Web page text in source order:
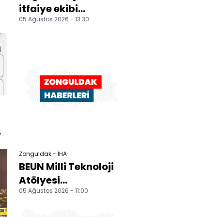
itfaiye ekibi
tarafından
05 Ağustos 2026 - 13:30
Zonguldak - İHA
BEUN Milli Teknoloji
Atölyesi
öğrencilerin
05 Ağustos 2026 - 11:00